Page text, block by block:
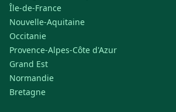
Île-de-France
Nouvelle-Aquitaine
Occitanie
Provence-Alpes-Côte d'Azur
Grand Est
Normandie
Bretagne